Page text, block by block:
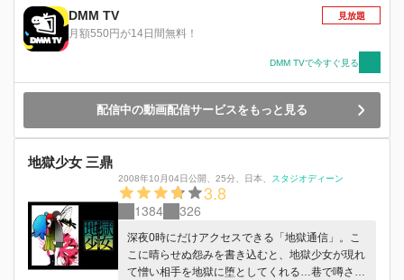
て、ある時 閻魔あいの前に、謎の少女・ミチル
が姿を現すようになる。自分が誰なのか、なぜこ
こにいるのかを思い出せない様子のミチルに、あ
いは語りかける。彼女は一体何者なのか？その秘
DMM TV
月額550円が14日間無料！
見放題
DMM TVで今すぐ見る
配信中の動画配信サービスをもっと見る
地獄少女 三鼎
2008年10月04日公開、 25分、 日本、 スタジオディーン
3.8
1384 326
深夜0時にだけアクセスできる「地獄通信」。こ
こに晴らせぬ怨みを書き込むと、地獄少女が現れ
て憎い相手を地獄に堕としてくれる…巷で噂され